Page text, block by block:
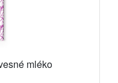
mléko